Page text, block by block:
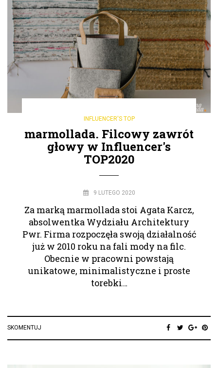
INFLUENCER'S TOP
marmollada. Filcowy zawrót
głowy w Influencer's
TOP2020
9 LUTEGO 2020
Za marką marmollada stoi Agata Karcz,
absolwentka Wydziału Architektury
Pwr. Firma rozpoczęła swoją działalność
już w 2010 roku na fali mody na filc.
Obecnie w pracowni powstają
unikatowe, minimalistyczne i proste
torebki…
SKOMENTUJ